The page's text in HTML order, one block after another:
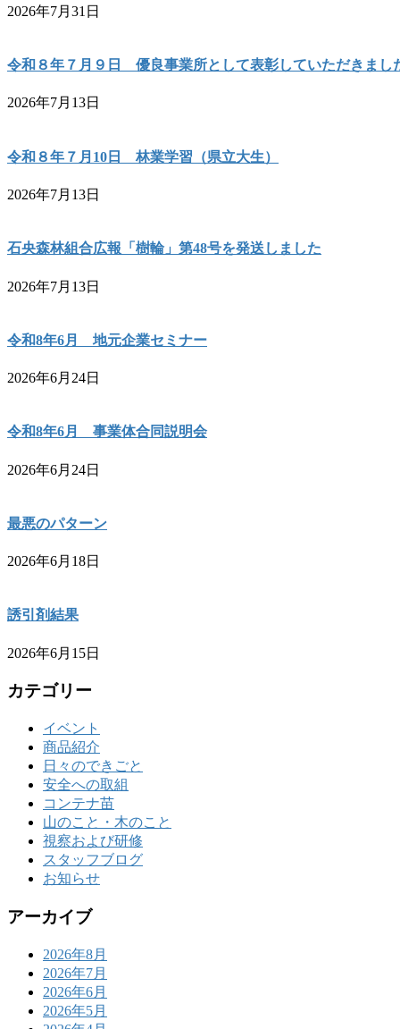
2026年7月31日
令和８年７月９日 優良事業所として表彰していただきまし
2026年7月13日
令和８年７月10日 林業学習（県立大生）
2026年7月13日
石央森林組合広報「樹輪」第48号を発送しました
2026年7月13日
令和8年6月 地元企業セミナー
2026年6月24日
令和8年6月 事業体合同説明会
2026年6月24日
最悪のパターン
2026年6月18日
誘引剤結果
2026年6月15日
カテゴリー
イベント
商品紹介
日々のできごと
安全への取組
コンテナ苗
山のこと・木のこと
視察および研修
スタッフブログ
お知らせ
アーカイブ
2026年8月
2026年7月
2026年6月
2026年5月